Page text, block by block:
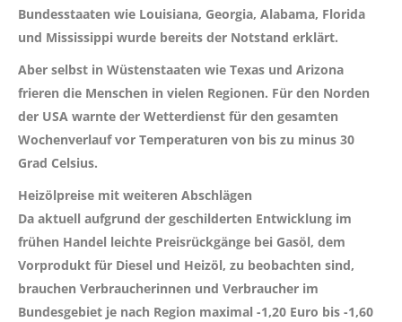
Bundesstaaten wie Louisiana, Georgia, Alabama, Florida
und Mississippi wurde bereits der Notstand erklärt.
Aber selbst in Wüstenstaaten wie Texas und Arizona
frieren die Menschen in vielen Regionen. Für den Norden
der USA warnte der Wetterdienst für den gesamten
Wochenverlauf vor Temperaturen von bis zu minus 30
Grad Celsius.
Heizölpreise mit weiteren Abschlägen
Da aktuell aufgrund der geschilderten Entwicklung im
frühen Handel leichte Preisrückgänge bei Gasöl, dem
Vorprodukt für Diesel und Heizöl, zu beobachten sind,
brauchen Verbraucherinnen und Verbraucher im
Bundesgebiet je nach Region maximal -1,20 Euro bis -1,60